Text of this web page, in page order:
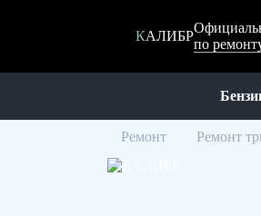
КАЛИБР
по
Ремонт Ремонт